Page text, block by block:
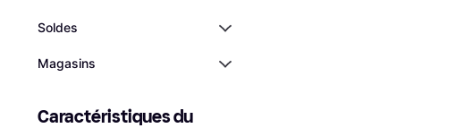
Soldes
Magasins
Caractéristiques du